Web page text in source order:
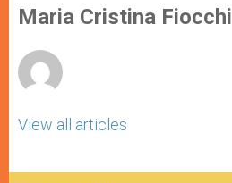
p
p
g
e
o
k
r
Maria Cristina Fiocchi
View all articles